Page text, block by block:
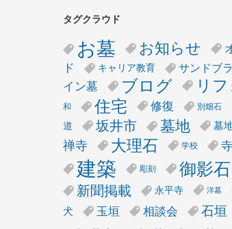
タグクラウド
お墓 お知らせ
ド
キャリア教育 サンドブ
イン墓
ブログ リ
和 住宅 修復 別畑石
道
坂井市 墓地 墓
禅寺
大理石 学校
建築 彫刻 御影石
新聞掲載 永平寺 洋墓
犬
玉垣 相談会 石垣